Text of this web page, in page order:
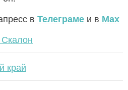
в Телеграме и в Max
край